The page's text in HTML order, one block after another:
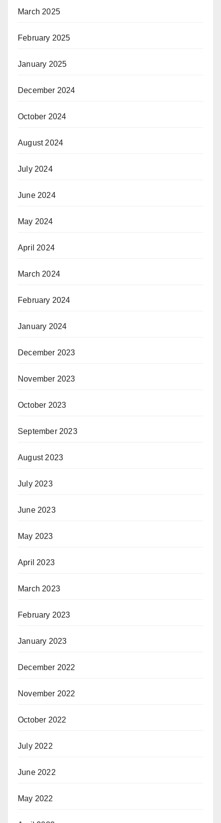
March 2025
February 2025
January 2025
December 2024
October 2024
August 2024
July 2024
June 2024
May 2024
April 2024
March 2024
February 2024
January 2024
December 2023
November 2023
October 2023
September 2023
August 2023
July 2023
June 2023
May 2023
April 2023
March 2023
February 2023
January 2023
December 2022
November 2022
October 2022
July 2022
June 2022
May 2022